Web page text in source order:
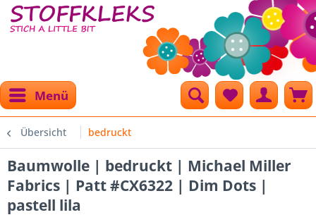
Menü
Übersicht bedruckt
Baumwolle | bedruckt | Michael Miller
Fabrics | Patt #CX6322 | Dim Dots |
pastell lila